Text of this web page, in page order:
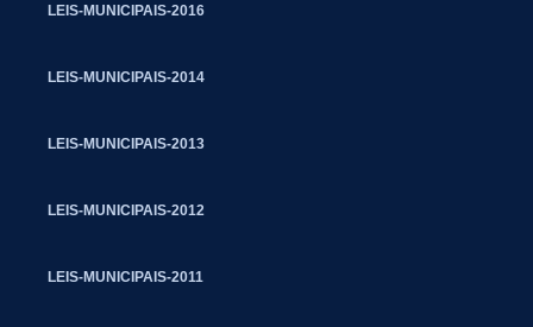
LEIS-MUNICIPAIS-2016
LEIS-MUNICIPAIS-2014
LEIS-MUNICIPAIS-2013
LEIS-MUNICIPAIS-2012
LEIS-MUNICIPAIS-2011